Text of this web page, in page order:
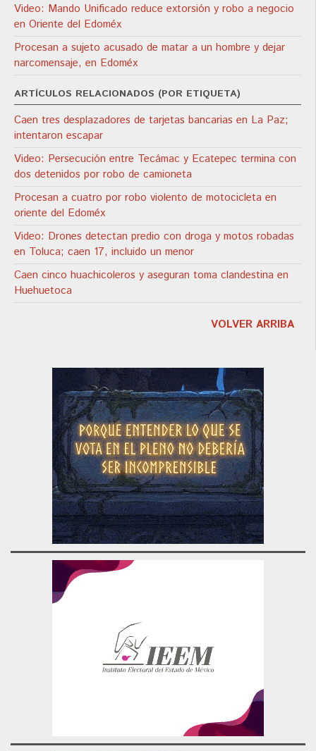
Video: Mando Unificado reduce extorsión y robo a negocio
en Oriente del Edoméx
Procesan a sujeto acusado de matar a un hombre y dejar
narcomensaje, en Edoméx
ARTÍCULOS RELACIONADOS (POR ETIQUETA)
Caen tres desplazadores de tarjetas bancarias en La Paz;
intentaron escapar
Video: Persecución entre Tecámac y Ecatepec termina con
dos detenidos por robo de camioneta
Procesan a cuatro por robo violento de motocicleta en
oriente del Edoméx
Video: Drones detectan predio con droga y motos robadas
en Toluca; caen 17, incluido un menor
Caen cinco huachicoleros y aseguran toma clandestina en
Huehuetoca
VOLVER ARRIBA